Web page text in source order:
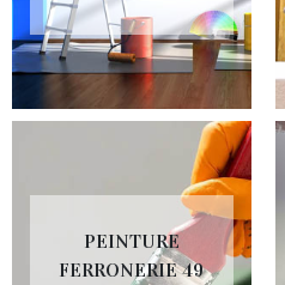
PEINTURE
FERRONERIE 49